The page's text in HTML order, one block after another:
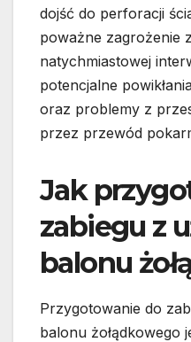
dojść do perforacji
poważne zagrożenie
natychmiastowej
potencjalne
oraz problemy z
przez przewód
Jak
zabiegu z
balonu
Przygotowanie do
balonu żołądkowego